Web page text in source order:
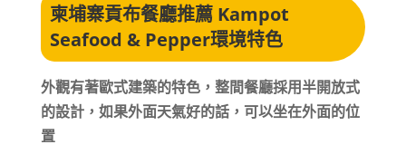
柬埔寨貢布餐廳推薦 Kampot
Seafood & Pepper環境特色
外觀有著歐式建築的特色，整間餐廳採用半開放式
的設計，如果外面天氣好的話，可以坐在外面的位
置